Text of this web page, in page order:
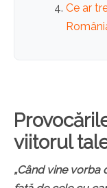
Ce ar
viitorul
„Când vine